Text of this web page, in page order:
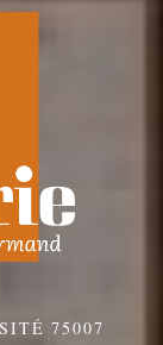
75007